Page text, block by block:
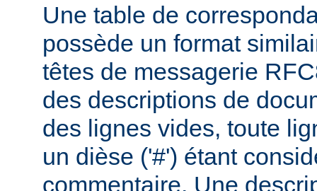
Une table de
possède un format
têtes de messagerie
des descriptions de
des lignes vides, toute
un dièse ('#') étant
commentaire. Une